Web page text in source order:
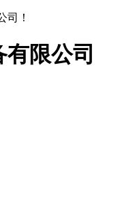
司！